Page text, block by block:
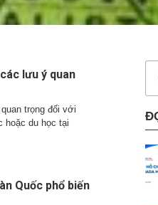
lưu ý quan
trọng đối với
hoặc du học tại
Quốc phổ biến